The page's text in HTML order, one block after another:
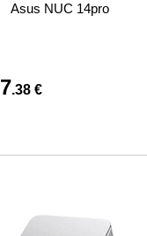
Asus NUC 14pro
.38 €